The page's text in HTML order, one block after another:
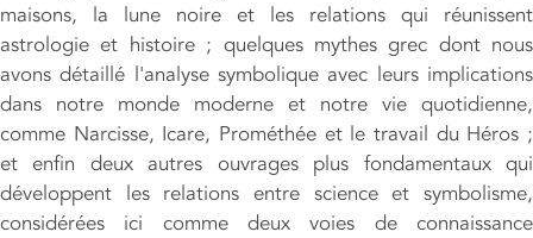
maisons, la lune noire et les relations qui réunissent
astrologie et histoire ; quelques mythes grec dont nous
avons détaillé l'analyse symbolique avec leurs implications
dans notre monde moderne et notre vie quotidienne,
comme Narcisse, Icare, Prométhée et le travail du Héros ;
et enfin deux autres ouvrages plus fondamentaux qui
développent les relations entre science et symbolisme,
considérées ici comme deux voies de connaissance